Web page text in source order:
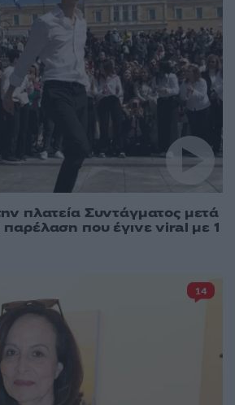
πλατεία Συντάγματος μετά
παρέλαση που έγινε viral με 1
14